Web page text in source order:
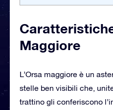
Maggiore
L’Orsa maggiore è un
stelle ben visibili che,
trattino gli conferiscono